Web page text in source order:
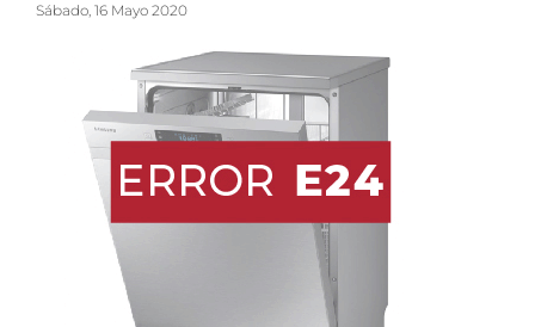
Sábado, 16 Mayo 2020